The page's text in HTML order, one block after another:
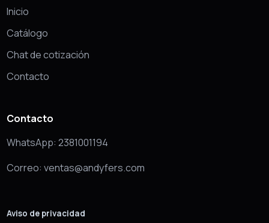
Inicio
Catálogo
Chat de cotización
Contacto
Contacto
WhatsApp: 2381001194
Correo: ventas@andyfers.com
Aviso de privacidad